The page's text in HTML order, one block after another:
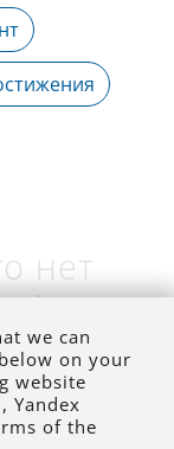
нет
we can
on your
website
Yandex
of the